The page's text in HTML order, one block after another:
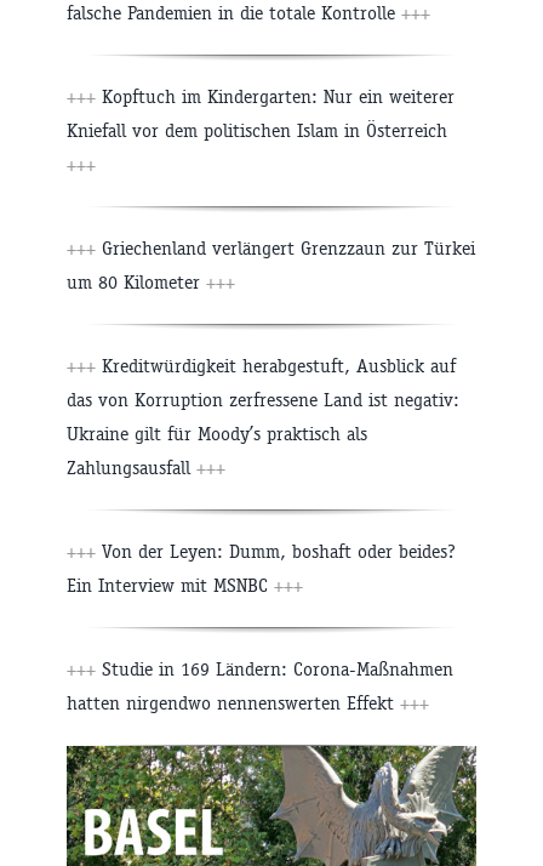
falsche Pandemien in die totale Kontrolle +++
+++ Kopftuch im Kindergarten: Nur ein weiterer
Kniefall vor dem politischen Islam in Österreich
+++
+++ Griechenland verlängert Grenzzaun zur Türkei
um 80 Kilometer +++
+++ Kreditwürdigkeit herabgestuft, Ausblick auf
das von Korruption zerfressene Land ist negativ:
Ukraine gilt für Moody’s praktisch als
Zahlungsausfall +++
+++ Von der Leyen: Dumm, boshaft oder beides?
Ein Interview mit MSNBC +++
+++ Studie in 169 Ländern: Corona-Maßnahmen
hatten nirgendwo nennenswerten Effekt +++